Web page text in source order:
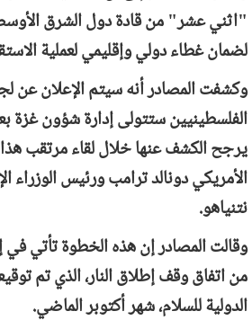
"اثني عشر" من قادة دول الشرق الأوسط
لضمان غطاء دولي وإقليمي لعملية
وكشفت المصادر أنه سيتم الإعلان عن
الفلسطينيين ستتولى إدارة شؤون غزة
يرجح الكشف عنها خلال لقاء مرتقب
الأمريكي دونالد ترامب ورئيس الوزراء
نتنياهو.
وقالت المصادر إن هذه الخطوة تأتي في
من اتفاق وقف إطلاق النار، الذي تم
الدولية للسلام، شهر أكتوبر الماضي.